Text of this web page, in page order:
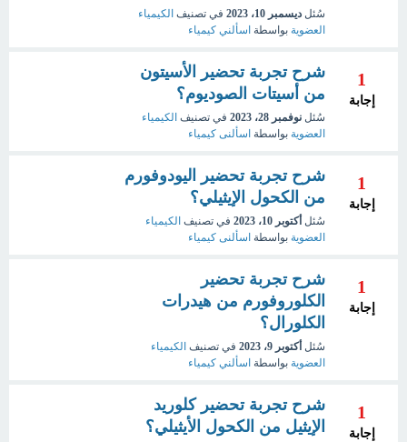
سُئل ديسمبر 10، 2023 في تصنيف الكيمياء
العضوية بواسطة اسألني كيمياء
1
إجابة
شرح تجربة تحضير الأسيتون
من أسيتات الصوديوم؟
سُئل نوفمبر 28، 2023 في تصنيف الكيمياء
العضوية بواسطة اسألنى كيمياء
1
إجابة
شرح تجربة تحضير اليودوفورم
من الكحول الإيثيلي؟
سُئل أكتوبر 10، 2023 في تصنيف الكيمياء
العضوية بواسطة اسألنى كيمياء
1
إجابة
شرح تجربة تحضير
الكلوروفورم من هيدرات
الكلورال؟
سُئل أكتوبر 9، 2023 في تصنيف الكيمياء
العضوية بواسطة اسألني كيمياء
1
إجابة
شرح تجربة تحضير كلوريد
الإيثيل من الكحول الأيثيلي؟